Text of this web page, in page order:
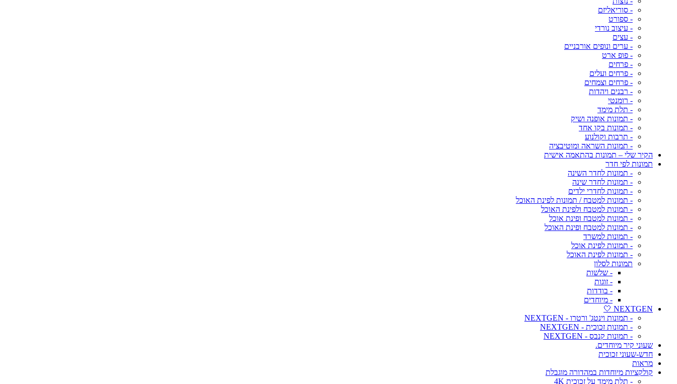
- סוריאליזם
- ספורט
- עיצוב נורדי
- עצים
- ערים ונופים אורבניים
- פופ ארט
- פרחים
- פרחים ועלים
- פרחים וצמחים
- רבנים ויהדות
- רומנטי
- תלת מימד
- תמונות אופנה ושיק
- תמונות בקו אחד
- תרבות וקולנוע
- תמונות השראה ומוטיבציה
הקיר שלי – תמונות בהתאמה אישית
תמונות לפי חדר
- תמונות לחדר השינה
- תמונות לחדר שינה
- תמונות לחדרי ילדים
- תמונות למטבח / תמונות לפינת האוכל
- תמונות למטבח ולפינת האוכל
- תמונות למטבח ופינת אוכל
- תמונות למטבח ופינת האוכל
- תמונות למשרד
- תמונות לפינת אוכל
- תמונות לפינת האוכל
תמונות לסלון
- שלשות
- זוגות
- בודדות
- מיוחדים
NEXTGEN 🤍
- תמונות וינטג' ורטרו - NEXTGEN
- תמונות זכוכית - NEXTGEN
- תמונות קנבס - NEXTGEN
שעוני קיר מיוחדים.
חדש-שעוני זכוכית
מראות
קולקציות מיוחדות במהדורה מוגבלת
- תלת מימד על זכוכית 4K